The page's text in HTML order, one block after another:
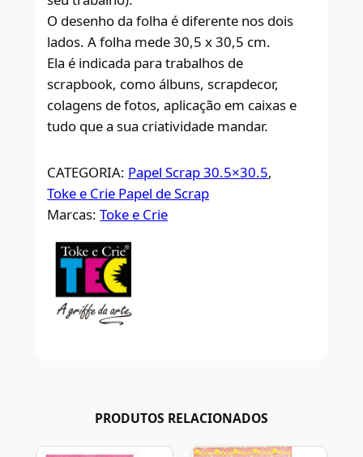
O desenho da folha é diferente nos dois
lados. A folha mede 30,5 x 30,5 cm.
Ela é indicada para trabalhos de
scrapbook, como álbuns, scrapdecor,
colagens de fotos, aplicação em caixas e
tudo que a sua criatividade mandar.
CATEGORIA: Papel Scrap 30.5×30.5
Toke e Crie Papel de Scrap
Marcas:Toke e Crie
PRODUTOS RELACIONADOS